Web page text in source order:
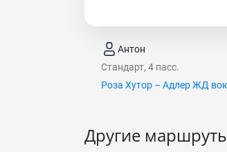
Антон
Стандарт, 4 пасс.
Роза Хутор – Адлер ЖД
Другие